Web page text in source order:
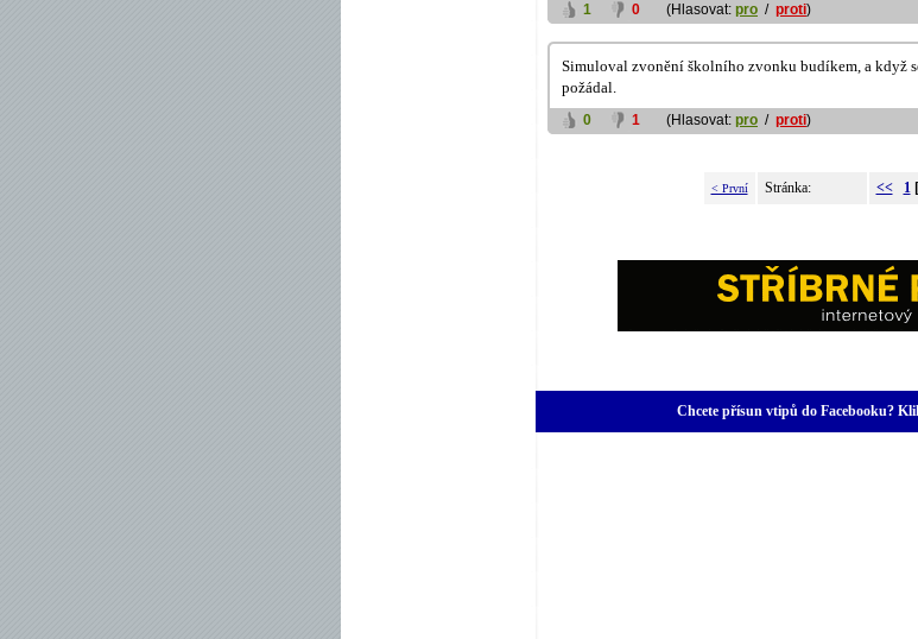
1 0 (Hlasovat: pro / proti)
Simuloval zvonění školního zvonku budíkem, a když
požádal.
0 1 (Hlasovat: pro / proti)
< První Stránka: << 1
Chcete přísun vtipů do Facebooku?